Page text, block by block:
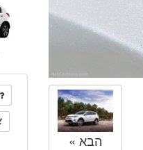
הבא »